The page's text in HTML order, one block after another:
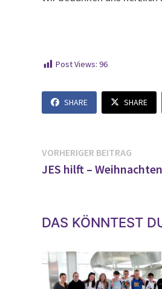
Post Views: 96
SHARE SHARE
VORHERIGER BEITRAG
JES hilft –
DAS KÖNNTEST